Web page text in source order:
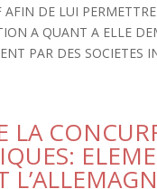
DE LUI
A QUANT A ELLE
PAR DES SOCIETES
LA